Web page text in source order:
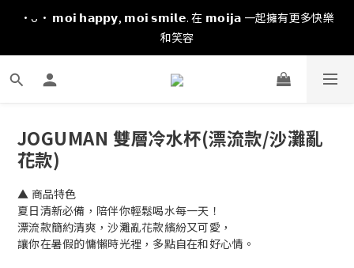
·ᴗ· 𝗺𝗼𝗶 𝗵𝗮𝗽𝗽𝘆, 𝗺𝗼𝗶 𝘀𝗺𝗶𝗹𝗲. 在 𝗺𝗼𝗶𝗷𝗮 一起擁有更多快樂
和笑容
JOGUMAN 雙層冷水杯(漂流款/沙灘亂
花款)
▲ 商品特色
夏日清新必備，陪伴你輕鬆喝水每一天！
漂流款簡約清爽，沙灘亂花款繽紛又可愛，
讓你在暑假的慵懶時光裡，多點自在和好心情。